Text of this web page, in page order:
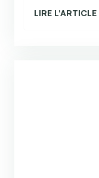
LIRE L'ARTICLE